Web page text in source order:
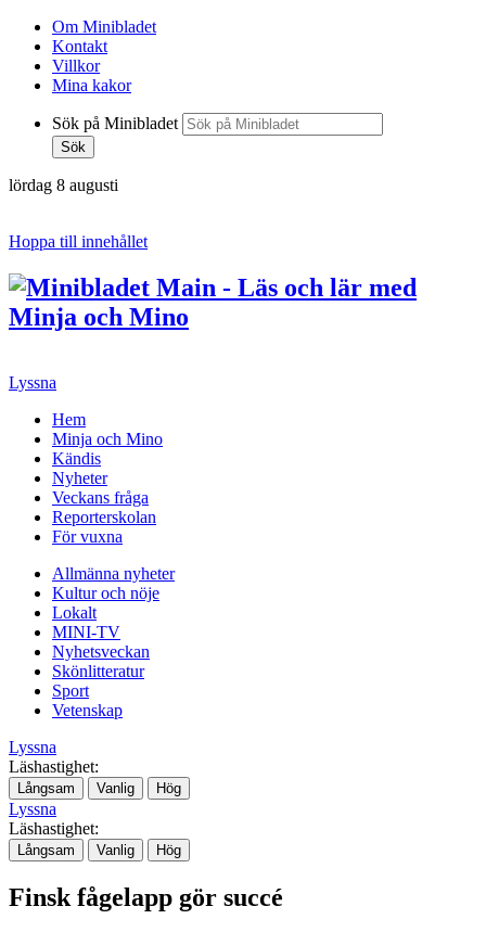
Om Minibladet
Kontakt
Villkor
Mina kakor
Sök på Minibladet
Sök
lördag 8 augusti
Hoppa till innehållet
Lyssna
Hem
Minja och Mino
Kändis
Nyheter
Veckans fråga
Reporterskolan
För vuxna
Allmänna nyheter
Kultur och nöje
Lokalt
MINI-TV
Nyhetsveckan
Skönlitteratur
Sport
Vetenskap
Lyssna
Läshastighet:
Långsam Vanlig Hög
Lyssna
Läshastighet:
Långsam Vanlig Hög
Finsk fågelapp gör succé